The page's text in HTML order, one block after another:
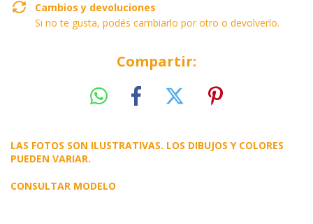
Cambios y devoluciones
Si no te gusta, podés cambiarlo por otro o devolverlo.
Compartir:
LAS FOTOS SON ILUSTRATIVAS. LOS DIBUJOS Y COLORES
PUEDEN VARIAR.
CONSULTAR MODELO